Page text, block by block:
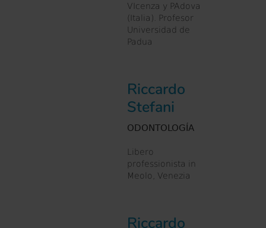
VIcenza y PAdova
(Italia). Profesor
Universidad de
Padua
Riccardo
Stefani
ODONTOLOGÍA
Libero
professionista in
Meolo, Venezia
Riccardo